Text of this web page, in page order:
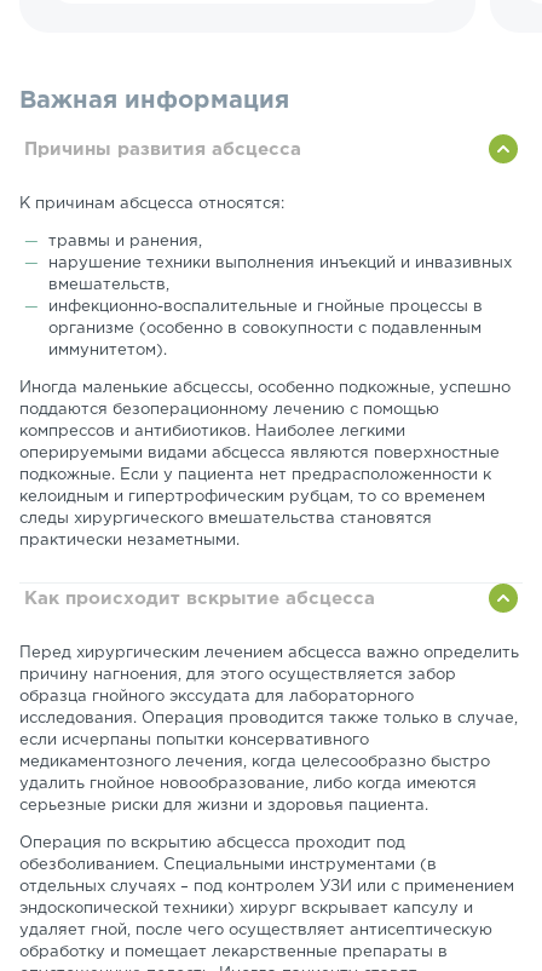
Важная информация
Причины развития абсцесса
К причинам абсцесса относятся:
травмы и ранения,
нарушение техники выполнения инъекций и инвазивных
вмешательств,
инфекционно-воспалительные и гнойные процессы в
организме (особенно в совокупности с подавленным
иммунитетом).
Иногда маленькие абсцессы, особенно подкожные, успешно
поддаются безоперационному лечению с помощью
компрессов и антибиотиков. Наиболее легкими
оперируемыми видами абсцесса являются поверхностные
подкожные. Если у пациента нет предрасположенности к
келоидным и гипертрофическим рубцам, то со временем
следы хирургического вмешательства становятся
практически незаметными.
Как происходит вскрытие абсцесса
Перед хирургическим лечением абсцесса важно определить
причину нагноения, для этого осуществляется забор
образца гнойного экссудата для лабораторного
исследования. Операция проводится также только в случае,
если исчерпаны попытки консервативного
медикаментозного лечения, когда целесообразно быстро
удалить гнойное новообразование, либо когда имеются
серьезные риски для жизни и здоровья пациента.
Операция по вскрытию абсцесса проходит под
обезболиванием. Специальными инструментами (в
отдельных случаях – под контролем УЗИ или с применением
эндоскопической техники) хирург вскрывает капсулу и
удаляет гной, после чего осуществляет антисептическую
обработку и помещает лекарственные препараты в